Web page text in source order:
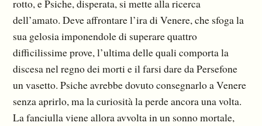
rotto, e Psiche, disperata, si mette alla ricerca
dell’amato. Deve affrontare l’ira di Venere, che sfoga la
sua gelosia imponendole di superare quattro
difficilissime prove, l’ultima delle quali comporta la
discesa nel regno dei morti e il farsi dare da Persefone
un vasetto. Psiche avrebbe dovuto consegnarlo a Venere
senza aprirlo, ma la curiosità la perde ancora una volta.
La fanciulla viene allora avvolta in un sonno mortale,